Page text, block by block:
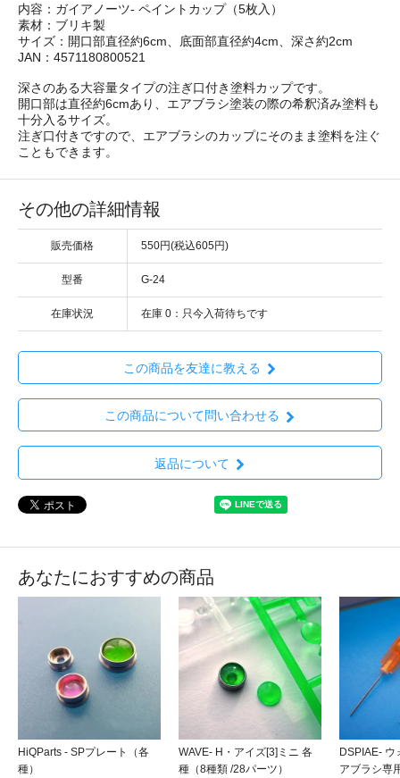
内容：ガイアノーツ- ペイントカップ（5枚入）
素材：ブリキ製
サイズ：開口部直径約6cm、底面部直径約4cm、深さ約2cm
JAN：4571180800521
深さのある大容量タイプの注ぎ口付き塗料カップです。
開口部は直径約6cmあり、エアブラシ塗装の際の希釈済み塗料も
十分入るサイズ。
注ぎ口付きですので、エアブラシのカップにそのまま塗料を注ぐ
こともできます。
その他の詳細情報
販売価格 550円(税込605円)
型番 G-24
在庫状況 在庫 0：只今入荷待ちです
この商品を友達に教える
この商品について問い合わせる
返品について
あなたにおすすめの商品
HiQParts - SPプレート（各
種）
WAVE- H・アイズ[3]ミニ 各
種（8種類 /28パーツ）
DSPIAE- ウ
アブラシ専